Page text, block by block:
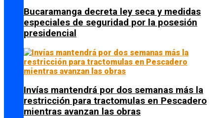
Bucaramanga decreta ley seca y medidas
especiales de seguridad por la posesión
presidencial
Invías mantendrá por dos semanas más la
restricción para tractomulas en Pescadero
mientras avanzan las obras